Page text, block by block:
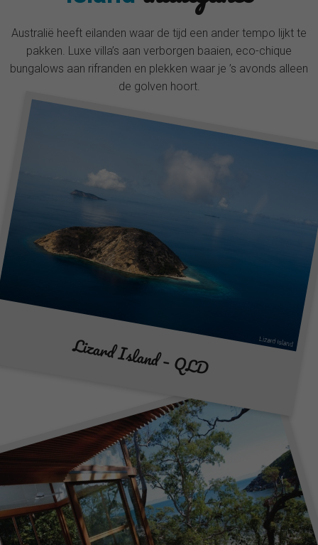
Australië heeft eilanden waar de tijd een ander tempo lijkt te
pakken. Luxe villa’s aan verborgen baaien, eco-chique
bungalows aan rifranden en plekken waar je ’s avonds alleen
de golven hoort.
Lizard Island – QLD